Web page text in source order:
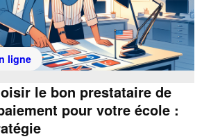
ligne
le bon prestataire de
pour votre école :